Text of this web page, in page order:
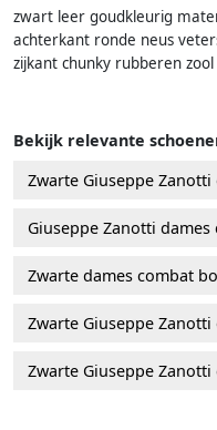
zwart leer goudkleurig
achterkant ronde neus
zijkant chunky rubberen zool
Bekijk relevante
Zwarte Giuseppe Zanotti
Giuseppe Zanotti
Zwarte dames combat
Zwarte Giuseppe
Zwarte Giuseppe